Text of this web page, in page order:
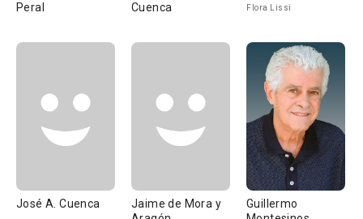
Peral
Cuenca
Flora Lissi
José A. Cuenca
Jaime de Mora y
Guillermo